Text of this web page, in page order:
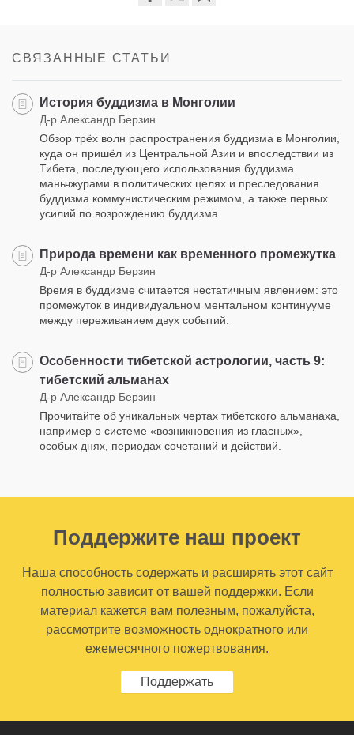
СВЯЗАННЫЕ СТАТЬИ
История буддизма в Монголии
Д-р Александр Берзин
Обзор трёх волн распространения буддизма в Монголии,
куда он пришёл из Центральной Азии и впоследствии из
Тибета, последующего использования буддизма
маньчжурами в политических целях и преследования
буддизма коммунистическим режимом, а также первых
усилий по возрождению буддизма.
Природа времени как временного промежутка
Д-р Александр Берзин
Время в буддизме считается нестатичным явлением: это
промежуток в индивидуальном ментальном континууме
между переживанием двух событий.
Особенности тибетской астрологии, часть 9:
тибетский альманах
Д-р Александр Берзин
Прочитайте об уникальных чертах тибетского альманаха,
например о системе «возникновения из гласных»,
особых днях, периодах сочетаний и действий.
Поддержите наш проект
Наша способность содержать и расширять этот сайт
полностью зависит от вашей поддержки. Если
материал кажется вам полезным, пожалуйста,
рассмотрите возможность однократного или
ежемесячного пожертвования.
Поддержать